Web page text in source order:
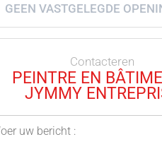
GEEN VASTGELEGDE
Contacteren
PEINTRE EN
JYMMY